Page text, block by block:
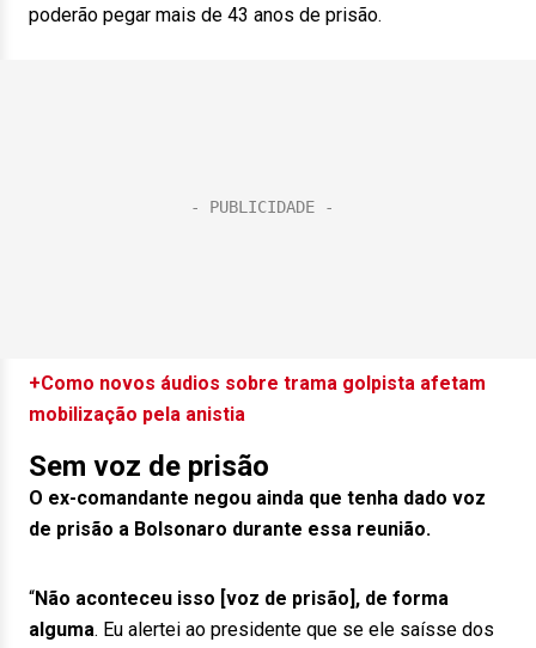
poderão pegar mais de 43 anos de prisão.
+Como novos áudios sobre trama golpista afetam
mobilização pela anistia
Sem voz de prisão
O ex-comandante negou ainda que tenha dado voz
de prisão a Bolsonaro durante essa reunião.
“Não aconteceu isso [voz de prisão], de forma
alguma. Eu alertei ao presidente que se ele saísse dos